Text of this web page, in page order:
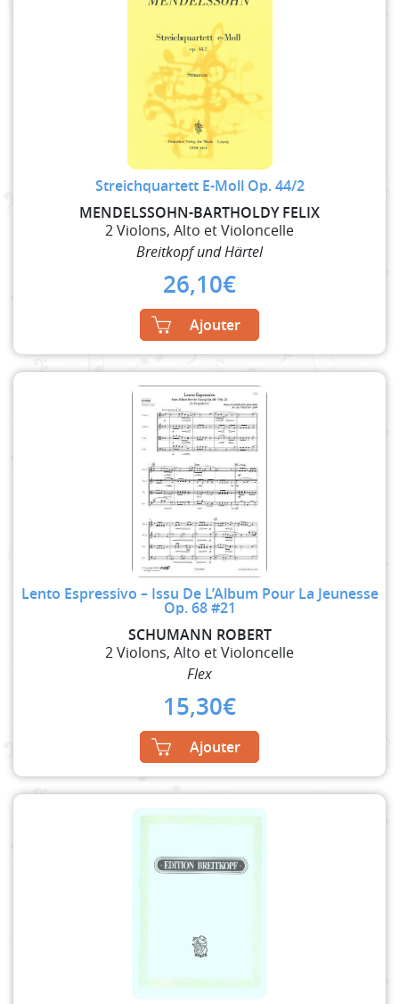
Streichquartett E-Moll Op. 44/2
MENDELSSOHN-BARTHOLDY FELIX
2 Violons, Alto et Violoncelle
Breitkopf und Härtel
26,10€
Ajouter
Lento Espressivo – Issu De L’Album Pour La Jeunesse
Op. 68 #21
SCHUMANN ROBERT
2 Violons, Alto et Violoncelle
Flex
15,30€
Ajouter